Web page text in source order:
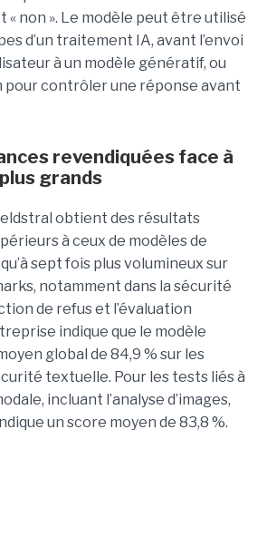
« non ». Le modèle peut être utilisé
d’un traitement IA, avant l’envoi
à un modèle génératif, ou
contrôler une réponse avant
revendiquées face à
grands
obtient des résultats
à ceux de modèles de
sept fois plus volumineux sur
notamment dans la sécurité
de refus et l’évaluation
indique que le modèle
global de 84,9 % sur les
textuelle. Pour les tests liés à
incluant l’analyse d’images,
un score moyen de 83,8 %.